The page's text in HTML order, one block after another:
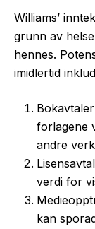
Williams’
grunn av
hennes.
imidlertid
forlagene
andre
verdi for
kan